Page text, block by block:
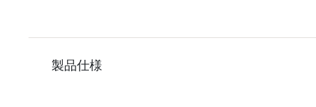
製品仕様